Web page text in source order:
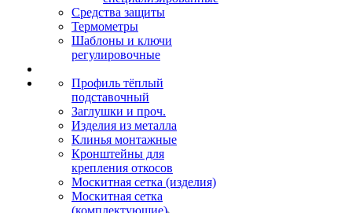
Средства защиты
Термометры
Шаблоны и ключи
регулировочные
Профиль тёплый
подставочный
Заглушки и проч.
Изделия из металла
Клинья монтажные
Кронштейны для
крепления откосов
Москитная сетка (изделия)
Москитная сетка
(комплектующие)